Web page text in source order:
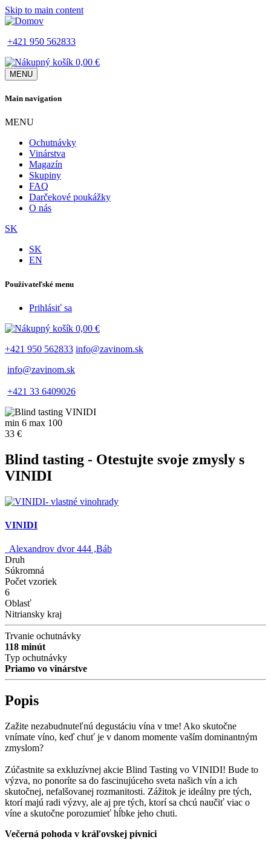
Skip to main content
+421 950 562833
0,00 €
MENU
Main navigation
MENU
Ochutnávky
Vinárstva
Magazín
Skupiny
FAQ
Darčekové poukážky
O nás
SK
SK
EN
Používateľské menu
Prihlásiť sa
0,00 €
+421 950 562833 info@zavinom.sk
info@zavinom.sk
+421 33 6409026
min 6 max 100
33 €
Blind tasting - Otestujte svoje zmysly s
VINIDI
VINIDI
Alexandrov dvor 444 ,Báb
Druh
Súkromná
Počet vzoriek
6
Oblasť
Nitriansky kraj
Trvanie ochutnávky
118 minút
Typ ochutnávky
Priamo vo vinárstve
Popis
Zažite nezabudnuteľnú degustáciu vína v tme! Ako skutočne
vnímate víno, keď chuť je v danom momente vaším dominantným
zmyslom?
Zúčastnite sa exkluzívnej akcie Blind Tasting vo VINIDI! Bude to
výzva, no ponoríte sa do fascinujúceho sveta našich vín a ich
skutočnej, nefalšovanej rozmanitosti. Zážitok je ideálny pre tých,
ktorí majú radi výzvy, ale aj pre tých, ktorí sa chcú naučiť viac o
víne a skutočne porozumieť hĺbke jeho chuti.
Večerná pohoda v kráľovskej pivnici